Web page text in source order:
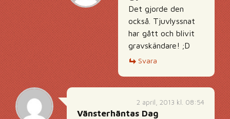
Det gjorde den
också. Tjuvlyssnat
har gått och blivit
gravskändare! ;D
Svara
2 april, 2013 kl. 08:54
Vänsterhäntas Dag